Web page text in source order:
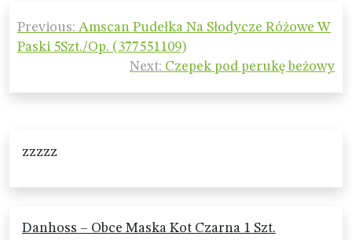
Nawigacja
wpisu
Previous: Amscan Pudełka Na Słodycze Różowe W
Paski 5Szt./Op. (377551109)
Next: Czepek pod perukę beżowy
zzzzz
Danhoss – Obce Maska Kot Czarna 1 Szt.